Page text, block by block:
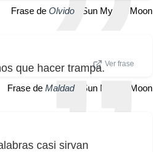
Frase de Olvido | Sun Myung Moon
que hacer trampa.Ver frase
Frase de Maldad| Sun Myung Moon
casi sirvan